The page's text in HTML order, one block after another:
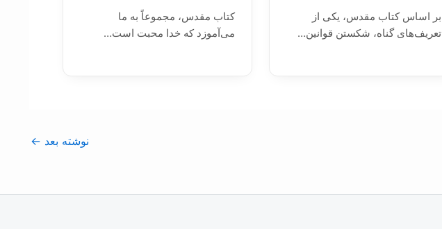
بر اساس کتاب مقدس، يکی از
تعريف‌های گناه، شکستن قوانين…
کتاب مقدس، مجموعاً به ما
می‌آموزد که خدا محبت است…
نوشته بعد ←